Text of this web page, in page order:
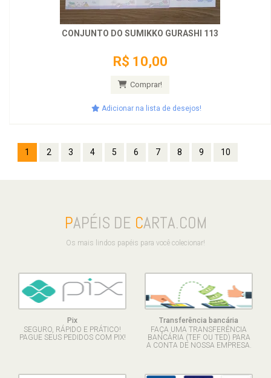
CONJUNTO DO SUMIKKO GURASHI 113
R$ 10,00
Comprar!
Adicionar na lista de desejos!
1 2 3 4 5 6 7 8 9 10
PAPÉIS DE CARTA.COM
Os mais lindos papéis para você colecionar!
Pix
SEGURO, RÁPIDO E PRÁTICO!
PAGUE SEUS PEDIDOS COM PIX!
Transferência bancária
FAÇA UMA TRANSFERÊNCIA
BANCÁRIA (TEF OU TED) PARA
A CONTA DE NOSSA EMPRESA.